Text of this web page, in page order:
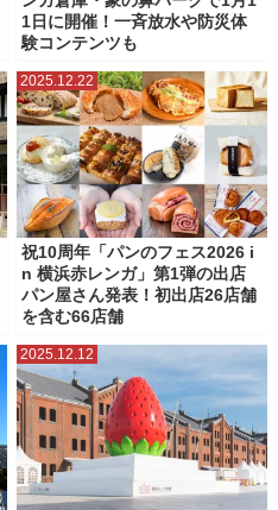
1日に開催！一斉放水や防災体
験コンテンツも
2025.12.22
祝10周年「パンのフェス2026 i
n 横浜赤レンガ」第1弾の出店
パン屋さん発表！初出店26店舗
を含む66店舗
2025.12.12